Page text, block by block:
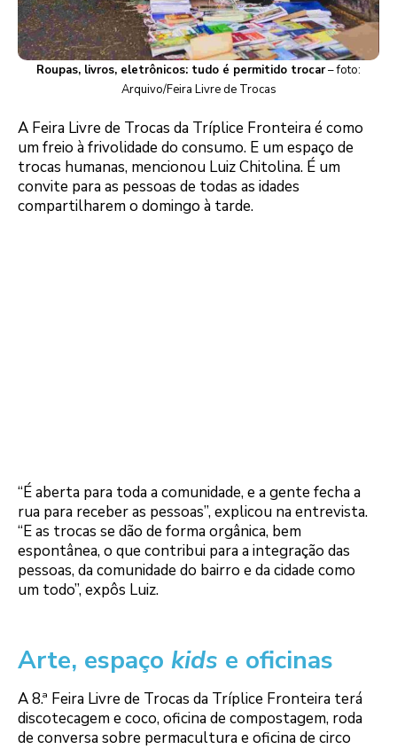
Roupas, livros, eletrônicos: tudo é permitido trocar– foto:
Arquivo/Feira Livre de Trocas
A Feira Livre de Trocas da Tríplice Fronteira é como
um freio à frivolidade do consumo. E um espaço de
trocas humanas, mencionou Luiz Chitolina. É um
convite para as pessoas de todas as idades
compartilharem o domingo à tarde.
“É aberta para toda a comunidade, e a gente fecha a
rua para receber as pessoas”, explicou na entrevista.
“E as trocas se dão de forma orgânica, bem
espontânea, o que contribui para a integração das
pessoas, da comunidade do bairro e da cidade como
um todo”, expôs Luiz.
Arte, espaço kids e oficinas
A 8.ª Feira Livre de Trocas da Tríplice Fronteira terá
discotecagem e coco, oficina de compostagem, roda
de conversa sobre permacultura e oficina de circo